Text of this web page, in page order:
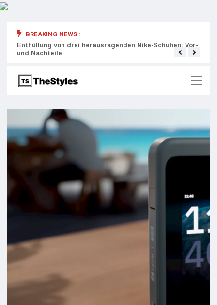
BREAKING NEWS :
Enthüllung von drei herausragenden Nike-Schuhen: Vor-
und Nachteile